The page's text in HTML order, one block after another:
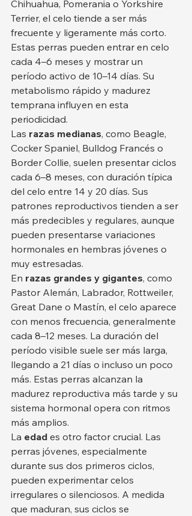
Chihuahua, Pomerania o Yorkshire
Terrier, el celo tiende a ser más
frecuente y ligeramente más corto.
Estas perras pueden entrar en celo
cada 4–6 meses y mostrar un
período activo de 10–14 días. Su
metabolismo rápido y madurez
temprana influyen en esta
periodicidad.
Las razas medianas, como Beagle,
Cocker Spaniel, Bulldog Francés o
Border Collie, suelen presentar ciclos
cada 6–8 meses, con duración típica
del celo entre 14 y 20 días. Sus
patrones reproductivos tienden a ser
más predecibles y regulares, aunque
pueden presentarse variaciones
hormonales en hembras jóvenes o
muy estresadas.
En razas grandes y gigantes, como
Pastor Alemán, Labrador, Rottweiler,
Great Dane o Mastín, el celo aparece
con menos frecuencia, generalmente
cada 8–12 meses. La duración del
período visible suele ser más larga,
llegando a 21 días o incluso un poco
más. Estas perras alcanzan la
madurez reproductiva más tarde y su
sistema hormonal opera con ritmos
más amplios.
La edad es otro factor crucial. Las
perras jóvenes, especialmente
durante sus dos primeros ciclos,
pueden experimentar celos
irregulares o silenciosos. A medida
que maduran, sus ciclos se